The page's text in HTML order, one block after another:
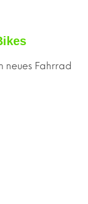
neues Fahrrad